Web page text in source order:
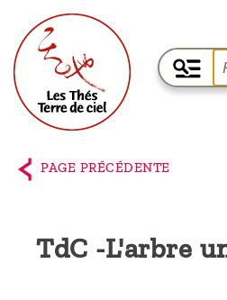
Accueil
La
Ciel
PAGE PRÉCÉDENTE
TdC -L'arbre